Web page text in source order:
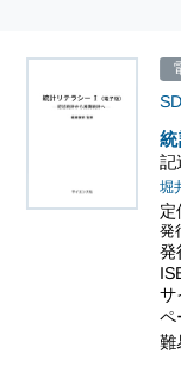
記
堀
定
発
発
サ
ペ
難